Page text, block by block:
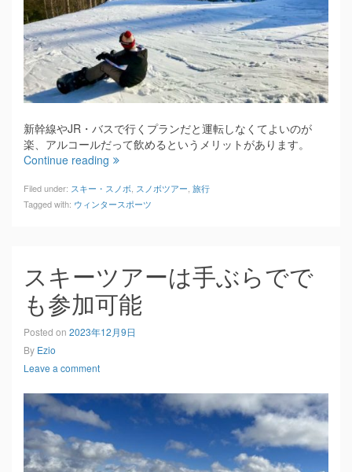
新幹線やJR・バスで行くプランだと運転しなくてよいのが
楽、アルコールだって飲めるというメリットがあります。
Continue reading
Filed under: スキー・スノボ スノボツアー 旅行
Tagged with: ウィンタースポーツ
スキーツアーは手ぶらでで
も参加可能
Posted on 2023年12月9日
By Ezio
Leave a comment